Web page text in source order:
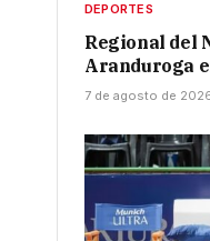
DEPORTES
Regional del
Aranduroga
7 de agosto de